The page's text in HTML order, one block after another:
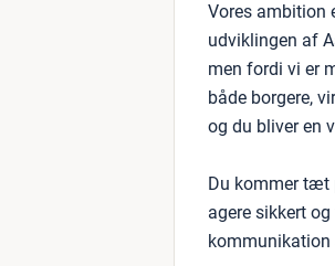
Vores ambition
udviklingen af
men fordi vi er
både borgere,
og du bliver en
Du kommer tæt
agere sikkert
kommunikation